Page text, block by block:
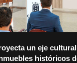
un eje
históricos